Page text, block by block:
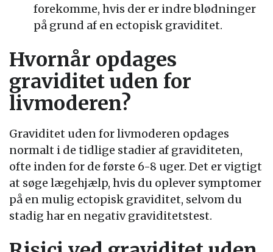
forekomme, hvis der er indre blødninger
på grund af en ectopisk graviditet.
Hvornår opdages
graviditet uden for
livmoderen?
Graviditet uden for livmoderen opdages
normalt i de tidlige stadier af graviditeten,
ofte inden for de første 6-8 uger. Det er vigtigt
at søge lægehjælp, hvis du oplever symptomer
på en mulig ectopisk graviditet, selvom du
stadig har en negativ graviditetstest.